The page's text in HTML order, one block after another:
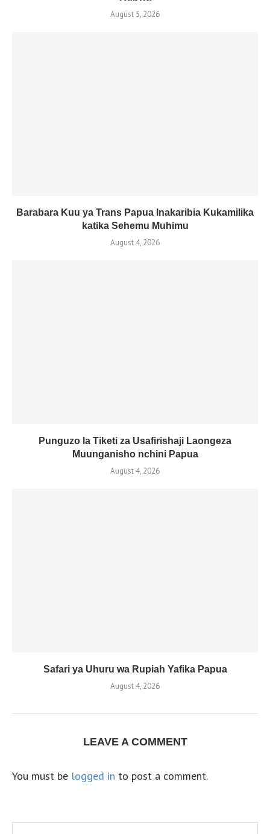
August 5, 2026
Barabara Kuu ya Trans Papua Inakaribia Kukamilika
katika Sehemu Muhimu
August 4, 2026
Punguzo la Tiketi za Usafirishaji Laongeza
Muunganisho nchini Papua
August 4, 2026
Safari ya Uhuru wa Rupiah Yafika Papua
August 4, 2026
LEAVE A COMMENT
You must be logged in to post a comment.